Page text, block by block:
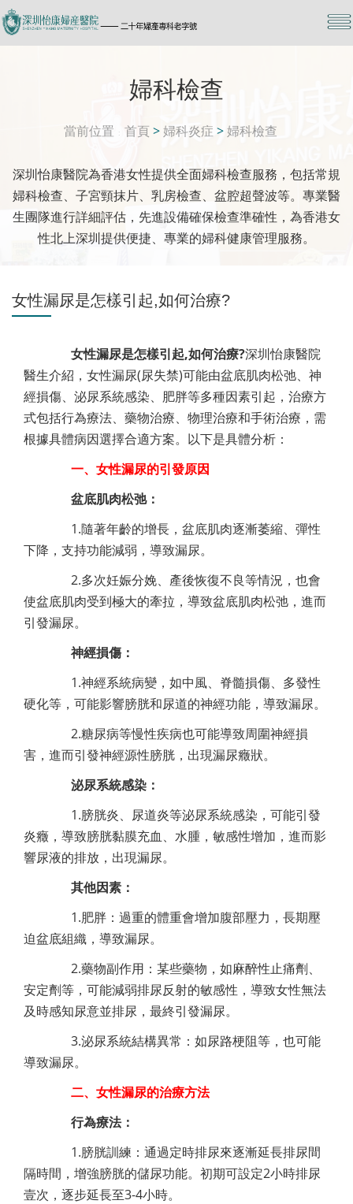
婦科檢查
當前位置 首頁 >婦科炎症 >婦科檢查
深圳怡康醫院為香港女性提供全面婦科檢查服務，包括常規
婦科檢查、子宮頸抹片、乳房檢查、盆腔超聲波等。專業醫
生團隊進行詳細評估，先進設備確保檢查準確性，為香港女
性北上深圳提供便捷、專業的婦科健康管理服務。
女性漏尿是怎樣引起,如何治療?
女性漏尿是怎樣引起,如何治療?深圳怡康醫院
醫生介紹，女性漏尿(尿失禁)可能由盆底肌肉松弛、神
經損傷、泌尿系統感染、肥胖等多種因素引起，治療方
式包括行為療法、藥物治療、物理治療和手術治療，需
根據具體病因選擇合適方案。以下是具體分析：
一、女性漏尿的引發原因
盆底肌肉松弛：
1.隨著年齡的增長，盆底肌肉逐漸萎縮、彈性
下降，支持功能減弱，導致漏尿。
2.多次妊娠分娩、產後恢復不良等情況，也會
使盆底肌肉受到極大的牽拉，導致盆底肌肉松弛，進而
引發漏尿。
神經損傷：
1.神經系統病變，如中風、脊髓損傷、多發性
硬化等，可能影響膀胱和尿道的神經功能，導致漏尿。
2.糖尿病等慢性疾病也可能導致周圍神經損
害，進而引發神經源性膀胱，出現漏尿癥狀。
泌尿系統感染：
1.膀胱炎、尿道炎等泌尿系統感染，可能引發
炎癥，導致膀胱黏膜充血、水腫，敏感性增加，進而影
響尿液的排放，出現漏尿。
其他因素：
1.肥胖：過重的體重會增加腹部壓力，長期壓
迫盆底組織，導致漏尿。
2.藥物副作用：某些藥物，如麻醉性止痛劑、
安定劑等，可能減弱排尿反射的敏感性，導致女性無法
及時感知尿意並排尿，最終引發漏尿。
3.泌尿系統結構異常：如尿路梗阻等，也可能
導致漏尿。
二、女性漏尿的治療方法
行為療法：
1.膀胱訓練：通過定時排尿來逐漸延長排尿間
隔時間，增強膀胱的儲尿功能。初期可設定2小時排尿
壹次，逐步延長至3-4小時。